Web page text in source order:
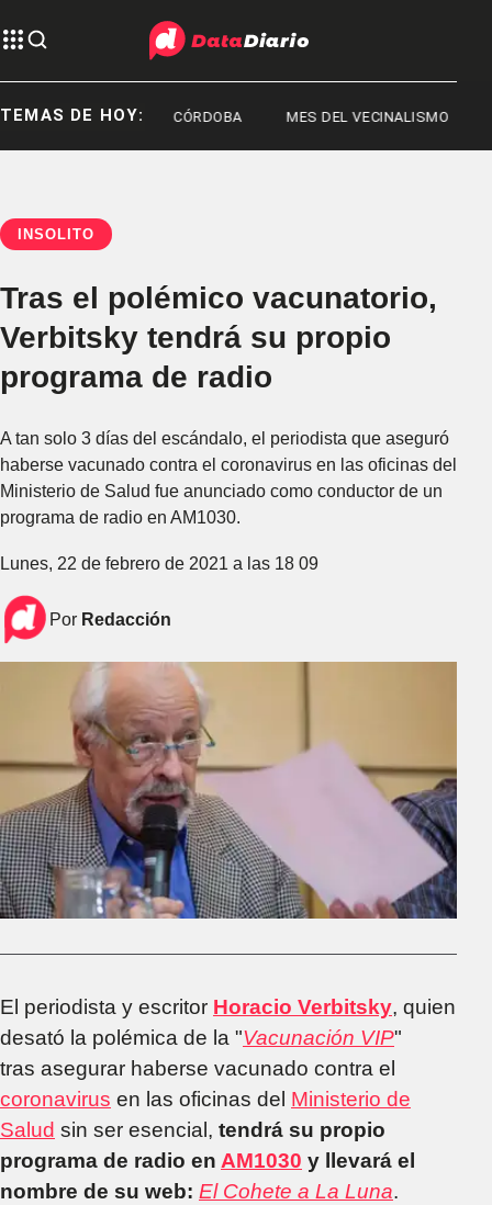
TEMAS DE HOY:
JORGE MESSI CÓRDOBA MES DEL VECINALISMO
INSÓLITO
Tras el polémico vacunatorio,
Verbitsky tendrá su propio
programa de radio
A tan solo 3 días del escándalo, el periodista que aseguró
haberse vacunado contra el coronavirus en las oficinas del
Ministerio de Salud fue anunciado como conductor de un
programa de radio en AM1030.
Lunes, 22 de febrero de 2021 a las 18 09
Por Redacción
El periodista y escritor Horacio Verbitsky, quien
desató la polémica de la "Vacunación VIP"
tras asegurar haberse vacunado contra el
coronavirus en las oficinas del Ministerio de
Salud sin ser esencial, tendrá su propio
programa de radio en AM1030 y llevará el
nombre de su web: El Cohete a La Luna.